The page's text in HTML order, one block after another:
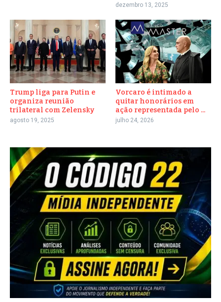
dezembro 13, 2025
Trump liga para Putin e
organiza reunião
trilateral com Zelensky
agosto 19, 2025
Vorcaro é intimado a
quitar honorários em
ação representada pelo ...
julho 24, 2026